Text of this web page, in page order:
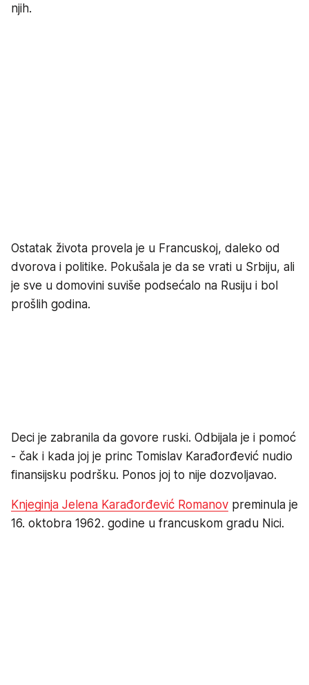
njih.
Ostatak života provela je u Francuskoj, daleko od
dvorova i politike. Pokušala je da se vrati u Srbiju, ali
je sve u domovini suviše podsećalo na Rusiju i bol
prošlih godina.
Deci je zabranila da govore ruski. Odbijala je i pomoć
- čak i kada joj je princ Tomislav Karađorđević nudio
finansijsku podršku. Ponos joj to nije dozvoljavao.
Knjeginja Jelena Karađorđević Romanov preminula je
16. oktobra 1962. godine u francuskom gradu Nici.